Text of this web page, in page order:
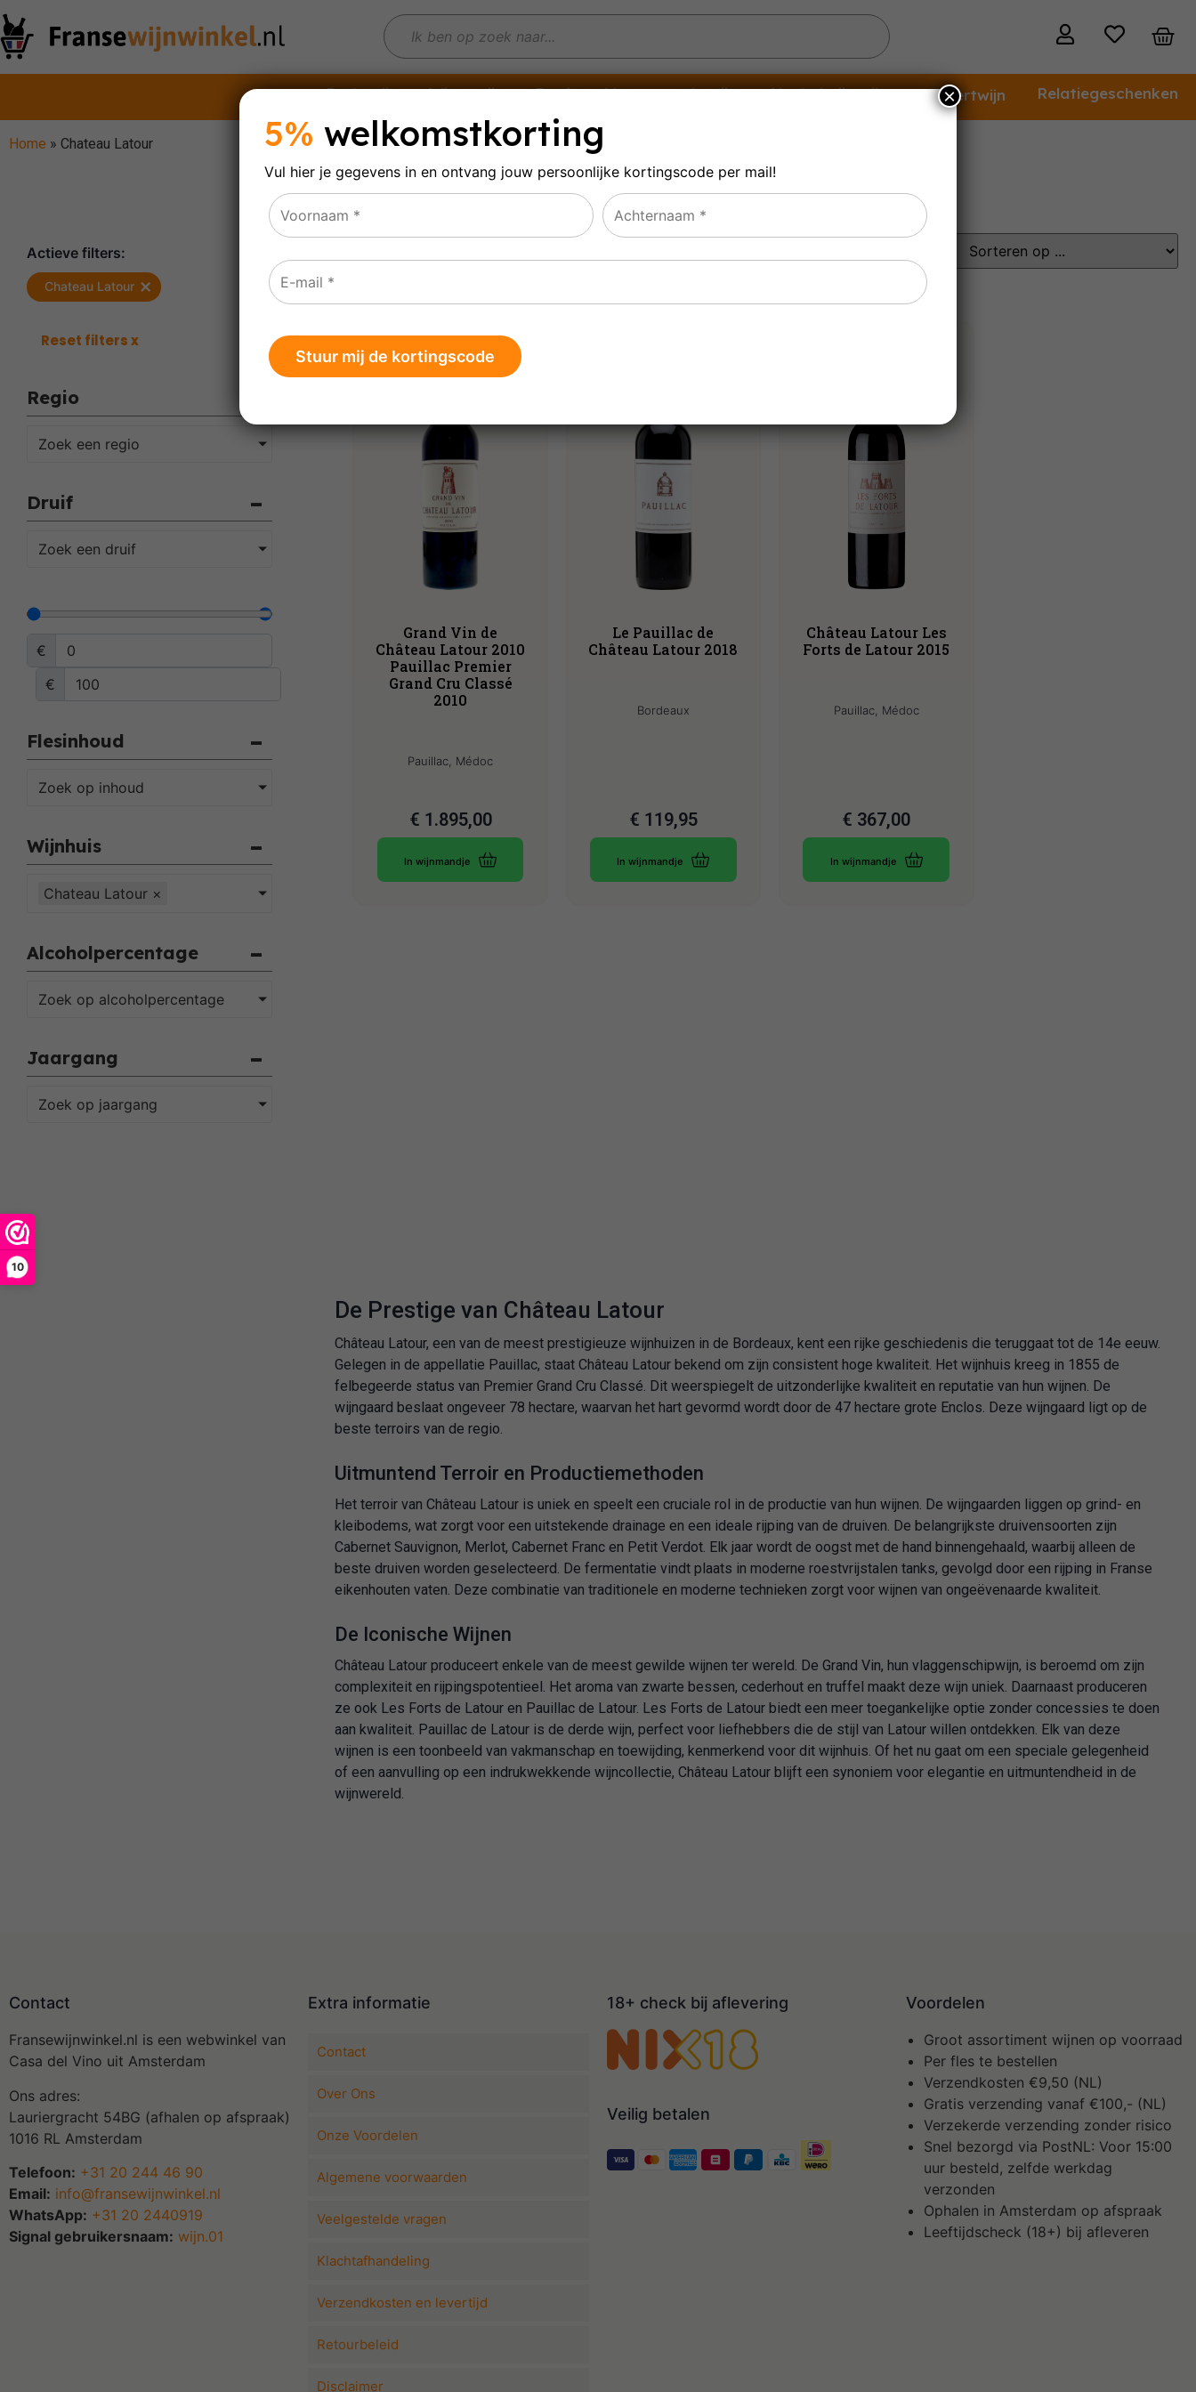
10
Rode wijn Witte wijn Rosé Mousserende wijn Alcoholvrije wijn Dessertwijn Relatiegeschenken
Home » Chateau Latour
Chateau Latour
Actieve filters:
Chateau Latour ×
Reset filters x
Regio
Zoek een regio
Druif
Zoek een druif
€
€
Flesinhoud
Zoek op inhoud
Wijnhuis
Chateau Latour ×
Alcoholpercentage
Zoek op alcoholpercentage
Jaargang
Zoek op jaargang
Grand Vin de
Château Latour 2010
Pauillac Premier
Grand Cru Classé
2010
Pauillac, Médoc
€ 1.895,00
In wijnmandje
Le Pauillac de
Château Latour 2018
Bordeaux
€ 119,95
In wijnmandje
Château Latour Les
Forts de Latour 2015
Pauillac, Médoc
€ 367,00
In wijnmandje
De Prestige van Château Latour
Château Latour, een van de meest prestigieuze wijnhuizen in de Bordeaux, kent een rijke geschiedenis die teruggaat tot de 14e eeuw.
Gelegen in de appellatie Pauillac, staat Château Latour bekend om zijn consistent hoge kwaliteit. Het wijnhuis kreeg in 1855 de
felbegeerde status van Premier Grand Cru Classé. Dit weerspiegelt de uitzonderlijke kwaliteit en reputatie van hun wijnen. De
wijngaard beslaat ongeveer 78 hectare, waarvan het hart gevormd wordt door de 47 hectare grote Enclos. Deze wijngaard ligt op de
beste terroirs van de regio.
Uitmuntend Terroir en Productiemethoden
Het terroir van Château Latour is uniek en speelt een cruciale rol in de productie van hun wijnen. De wijngaarden liggen op grind- en
kleibodems, wat zorgt voor een uitstekende drainage en een ideale rijping van de druiven. De belangrijkste druivensoorten zijn
Cabernet Sauvignon, Merlot, Cabernet Franc en Petit Verdot. Elk jaar wordt de oogst met de hand binnengehaald, waarbij alleen de
beste druiven worden geselecteerd. De fermentatie vindt plaats in moderne roestvrijstalen tanks, gevolgd door een rijping in Franse
eikenhouten vaten. Deze combinatie van traditionele en moderne technieken zorgt voor wijnen van ongeëvenaarde kwaliteit.
De Iconische Wijnen
Château Latour produceert enkele van de meest gewilde wijnen ter wereld. De Grand Vin, hun vlaggenschipwijn, is beroemd om zijn
complexiteit en rijpingspotentieel. Het aroma van zwarte bessen, cederhout en truffel maakt deze wijn uniek. Daarnaast produceren
ze ook Les Forts de Latour en Pauillac de Latour. Les Forts de Latour biedt een meer toegankelijke optie zonder concessies te doen
aan kwaliteit. Pauillac de Latour is de derde wijn, perfect voor liefhebbers die de stijl van Latour willen ontdekken. Elk van deze
wijnen is een toonbeeld van vakmanschap en toewijding, kenmerkend voor dit wijnhuis. Of het nu gaat om een speciale gelegenheid
of een aanvulling op een indrukwekkende wijncollectie, Château Latour blijft een synoniem voor elegantie en uitmuntendheid in de
wijnwereld.
Contact
Fransewijnwinkel.nl is een webwinkel van
Casa del Vino uit Amsterdam
Ons adres:
Lauriergracht 54BG (afhalen op afspraak)
1016 RL Amsterdam
Telefoon: +31 20 244 46 90
Email: info@fransewijnwinkel.nl
WhatsApp: +31 20 2440919
Signal gebruikersnaam: wijn.01
Extra informatie
Contact
Over Ons
Onze Voordelen
Algemene voorwaarden
Veelgestelde vragen
Klachtafhandeling
Verzendkosten en levertijd
Retourbeleid
Disclaimer
18+ check bij aflevering
Veilig betalen
Voordelen
Groot assortiment wijnen op voorraad
Per fles te bestellen
Verzendkosten €9,50 (NL)
Gratis verzending vanaf €100,- (NL)
Verzekerde verzending zonder risico
Snel bezorgd via PostNL: Voor 15:00
uur besteld, zelfde werkdag
verzonden
Ophalen in Amsterdam op afspraak
Leeftijdscheck (18+) bij afleveren
5% welkomstkorting
Vul hier je gegevens in en ontvang jouw persoonlijke kortingscode per mail!
×